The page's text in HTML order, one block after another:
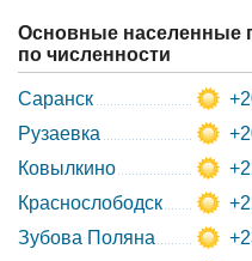
Основные населенные
по численности
Саранск
Рузаевка
Ковылкино
Краснослободск
Зубова Поляна